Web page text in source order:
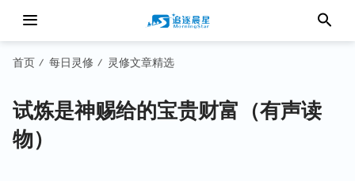
首页 / 每日灵修 / 灵修文章精选
试炼是神赐给的宝贵财富（有声读
物）